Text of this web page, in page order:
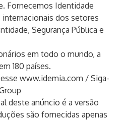
Fornecemos Identidade
dos setores
Segurança Pública e
em todo o mundo, a
180 países.
www.idemia.com / Siga-
deste anúncio é a versão
são fornecidas apenas